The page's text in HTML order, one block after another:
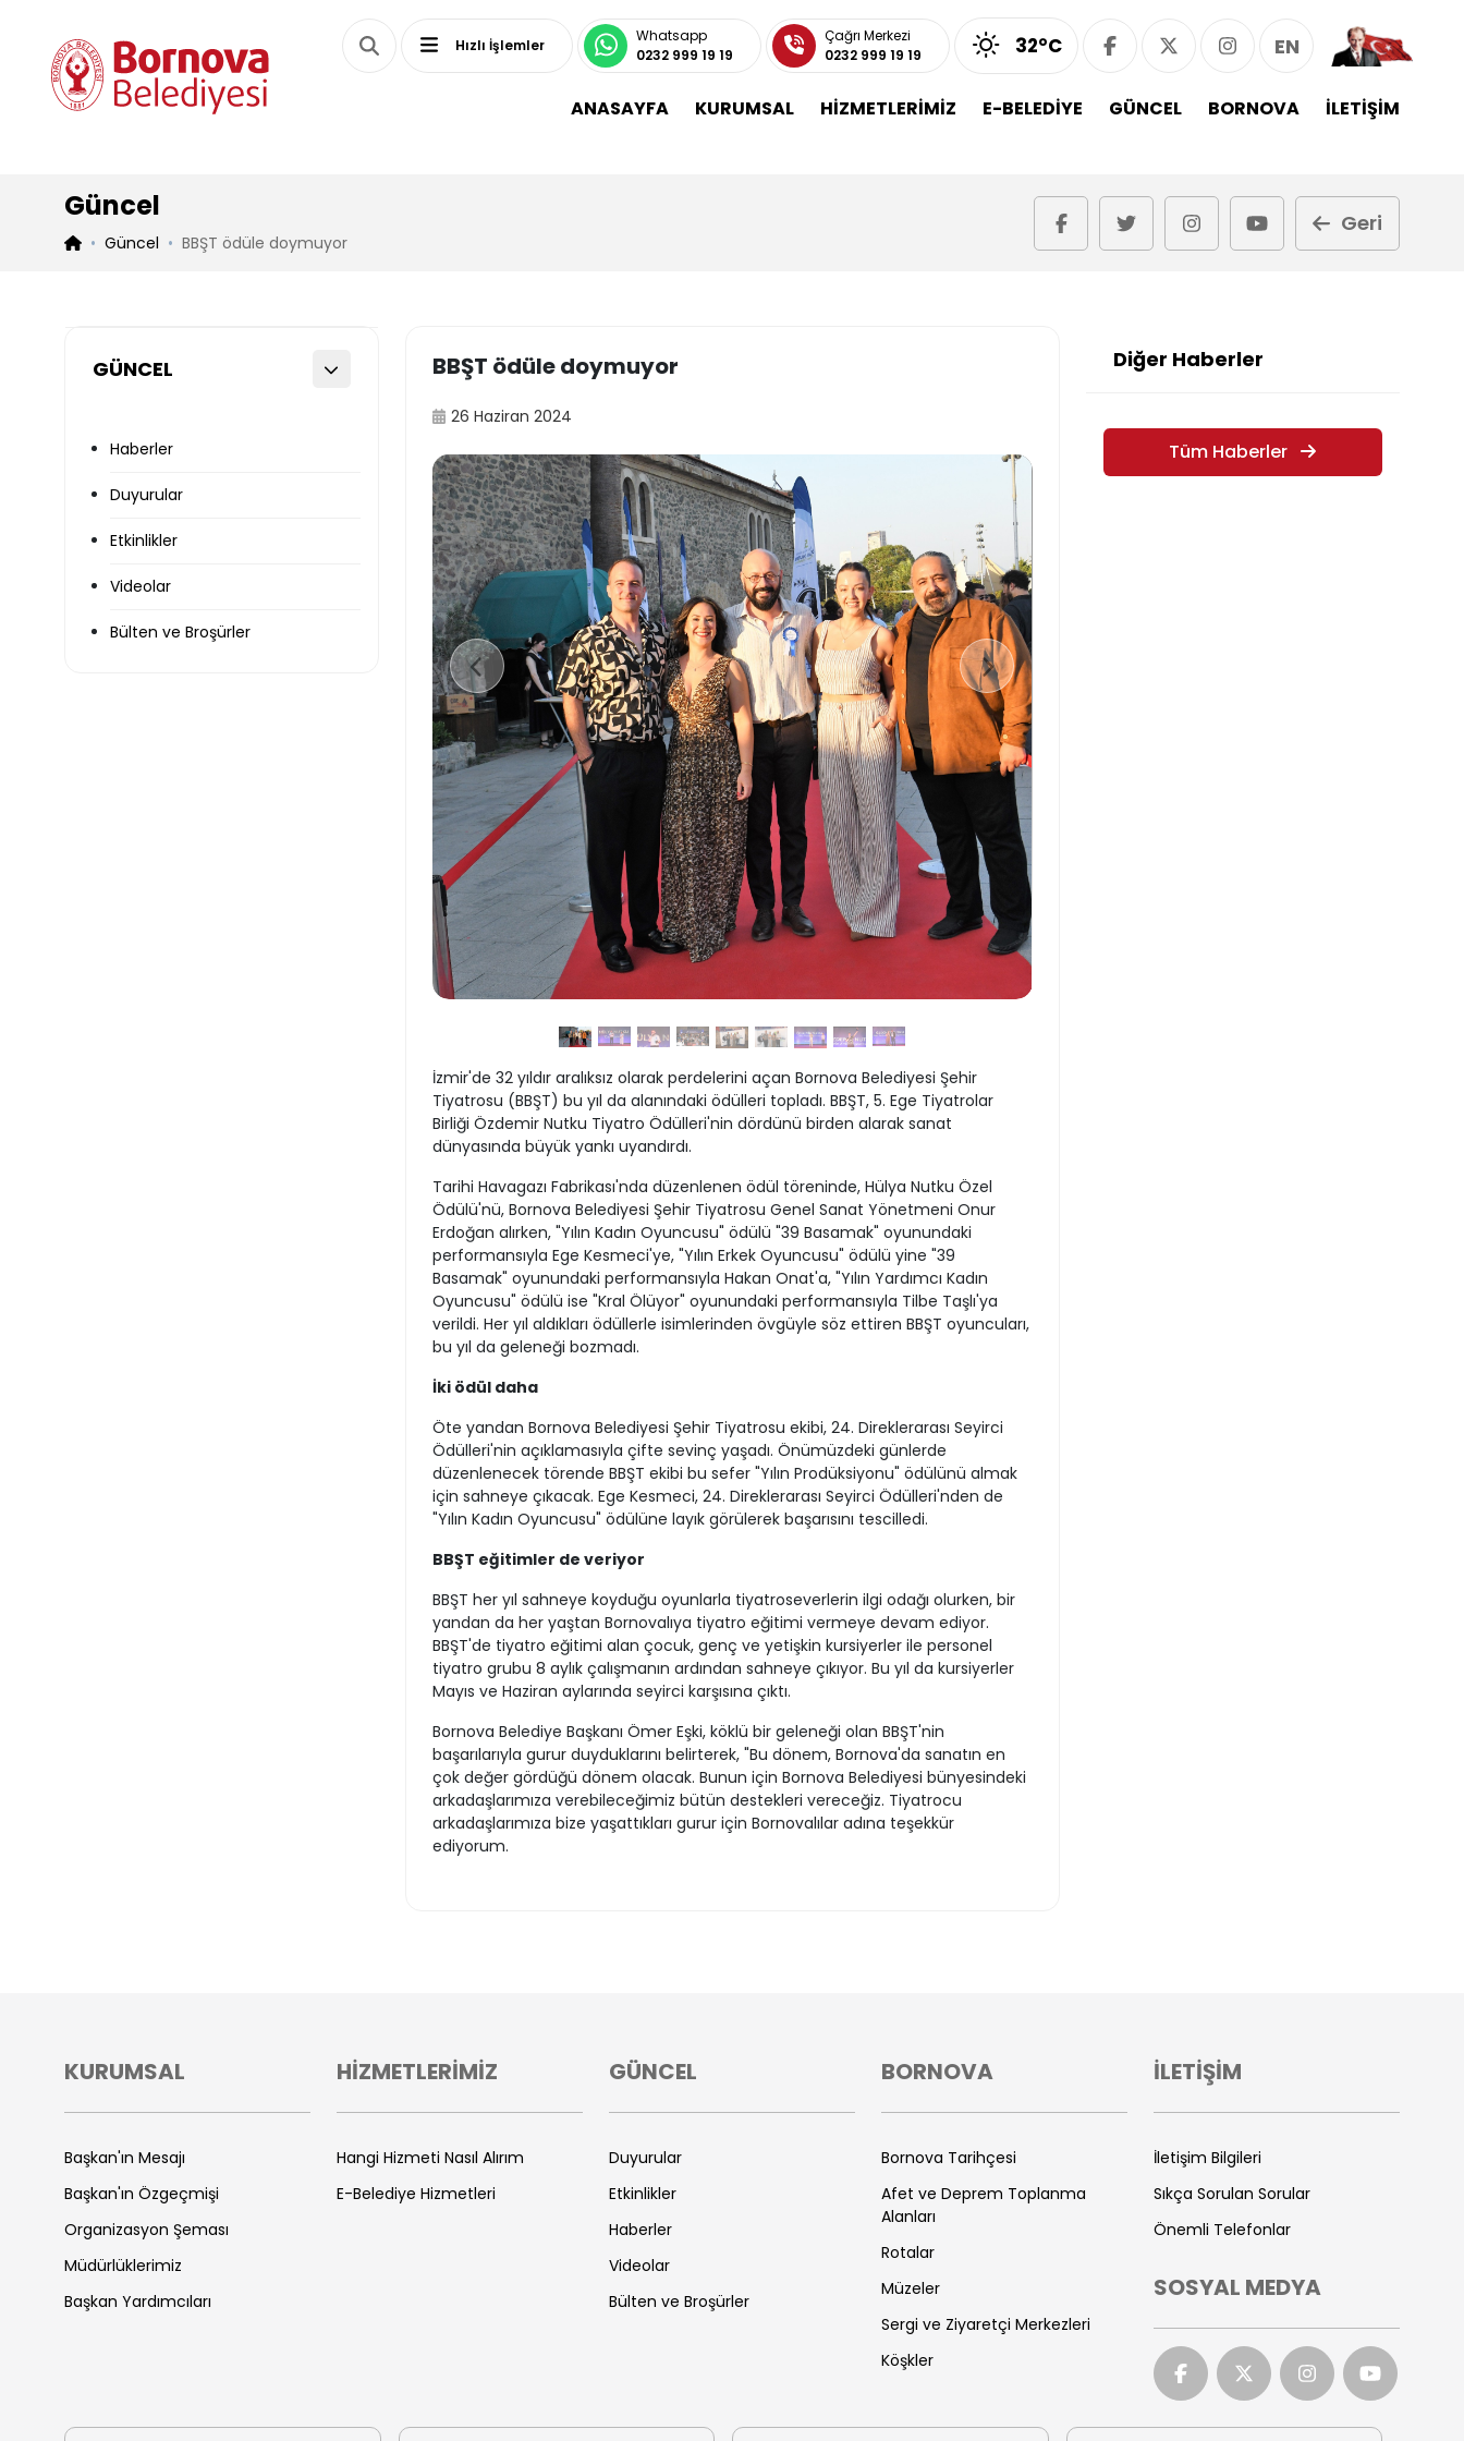
Hızlı İşlemler
Whatsapp
0232 999 19 19
Çağrı Merkezi
0232 999 19 19
32°C EN
ANASAYFA KURUMSAL HİZMETLERİMİZ E-BELEDİYE GÜNCEL BORNOVA İLETİŞİM
Güncel
Güncel BBŞT ödüle doymuyor
Geri
GÜNCEL
Haberler
Duyurular
Etkinlikler
Videolar
Bülten ve Broşürler
BBŞT ödüle doymuyor
26 Haziran 2024
İzmir'de 32 yıldır aralıksız olarak perdelerini açan Bornova Belediyesi Şehir
Tiyatrosu (BBŞT) bu yıl da alanındaki ödülleri topladı. BBŞT, 5. Ege Tiyatrolar
Birliği Özdemir Nutku Tiyatro Ödülleri'nin dördünü birden alarak sanat
dünyasında büyük yankı uyandırdı.
Tarihi Havagazı Fabrikası'nda düzenlenen ödül töreninde, Hülya Nutku Özel
Ödülü'nü, Bornova Belediyesi Şehir Tiyatrosu Genel Sanat Yönetmeni Onur
Erdoğan alırken, "Yılın Kadın Oyuncusu" ödülü "39 Basamak" oyunundaki
performansıyla Ege Kesmeci'ye, "Yılın Erkek Oyuncusu" ödülü yine "39
Basamak" oyunundaki performansıyla Hakan Onat'a, "Yılın Yardımcı Kadın
Oyuncusu" ödülü ise "Kral Ölüyor" oyunundaki performansıyla Tilbe Taşlı'ya
verildi. Her yıl aldıkları ödüllerle isimlerinden övgüyle söz ettiren BBŞT oyuncuları,
bu yıl da geleneği bozmadı.
İki ödül daha
Öte yandan Bornova Belediyesi Şehir Tiyatrosu ekibi, 24. Direklerarası Seyirci
Ödülleri'nin açıklamasıyla çifte sevinç yaşadı. Önümüzdeki günlerde
düzenlenecek törende BBŞT ekibi bu sefer "Yılın Prodüksiyonu" ödülünü almak
için sahneye çıkacak. Ege Kesmeci, 24. Direklerarası Seyirci Ödülleri'nden de
"Yılın Kadın Oyuncusu" ödülüne layık görülerek başarısını tescilledi.
BBŞT eğitimler de veriyor
BBŞT her yıl sahneye koyduğu oyunlarla tiyatroseverlerin ilgi odağı olurken, bir
yandan da her yaştan Bornovalıya tiyatro eğitimi vermeye devam ediyor.
BBŞT'de tiyatro eğitimi alan çocuk, genç ve yetişkin kursiyerler ile personel
tiyatro grubu 8 aylık çalışmanın ardından sahneye çıkıyor. Bu yıl da kursiyerler
Mayıs ve Haziran aylarında seyirci karşısına çıktı.
Bornova Belediye Başkanı Ömer Eşki, köklü bir geleneği olan BBŞT'nin
başarılarıyla gurur duyduklarını belirterek, "Bu dönem, Bornova'da sanatın en
çok değer gördüğü dönem olacak. Bunun için Bornova Belediyesi bünyesindeki
arkadaşlarımıza verebileceğimiz bütün destekleri vereceğiz. Tiyatrocu
arkadaşlarımıza bize yaşattıkları gurur için Bornovalılar adına teşekkür
ediyorum.
Diğer Haberler
Tüm Haberler
KURUMSAL
Başkan'ın Mesajı
Başkan'ın Özgeçmişi
Organizasyon Şeması
Müdürlüklerimiz
Başkan Yardımcıları
HİZMETLERİMİZ
Hangi Hizmeti Nasıl Alırım
E-Belediye Hizmetleri
GÜNCEL
Duyurular
Etkinlikler
Haberler
Videolar
Bülten ve Broşürler
BORNOVA
Bornova Tarihçesi
Afet ve Deprem Toplanma
Alanları
Rotalar
Müzeler
Sergi ve Ziyaretçi Merkezleri
Köşkler
İLETİŞİM
İletişim Bilgileri
Sıkça Sorulan Sorular
Önemli Telefonlar
SOSYAL MEDYA